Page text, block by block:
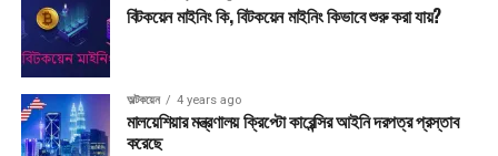
ইউক্রেনের নতুন এনএফটি চালুবিটকয়েন মাইনিং কি, বিটকয়েন মাইনিং কিভাবে শুরু করা যায়?
অল্টকয়েন 4 years ago
মালয়েশিয়ার মন্ত্রণালয় ক্রিপ্টো কারেন্সির আইনি দরপত্র প্রস্তাব
করেছে